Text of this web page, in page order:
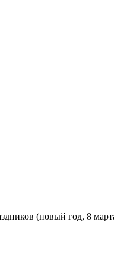
(новый год, 8